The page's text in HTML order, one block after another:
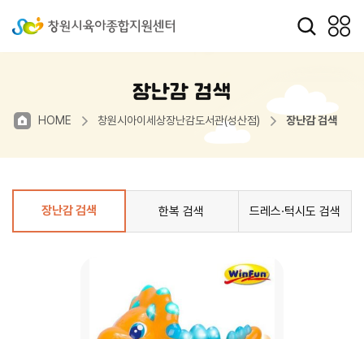
장난감 검색
HOME 창원시아이세상장난감도서관(성산점) 장난감 검색
장난감 검색 한복 검색 드레스·턱시도 검색